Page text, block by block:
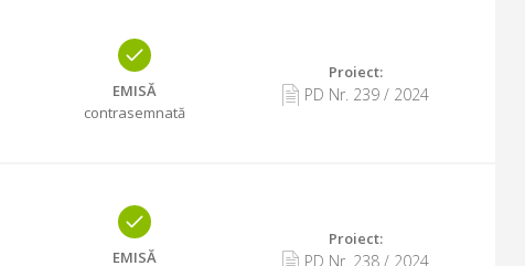
EMISĂ
contrasemnată
Proiect:
PD Nr. 239/ 2024
EMISĂ
Proiect:
PD Nr. 238/ 2024